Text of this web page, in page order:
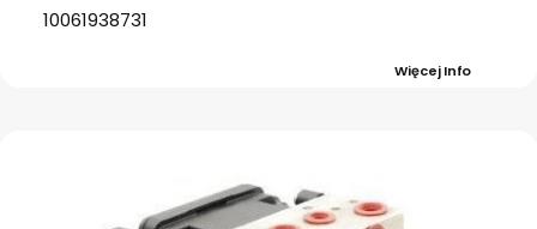
10061938731
Więcej Info